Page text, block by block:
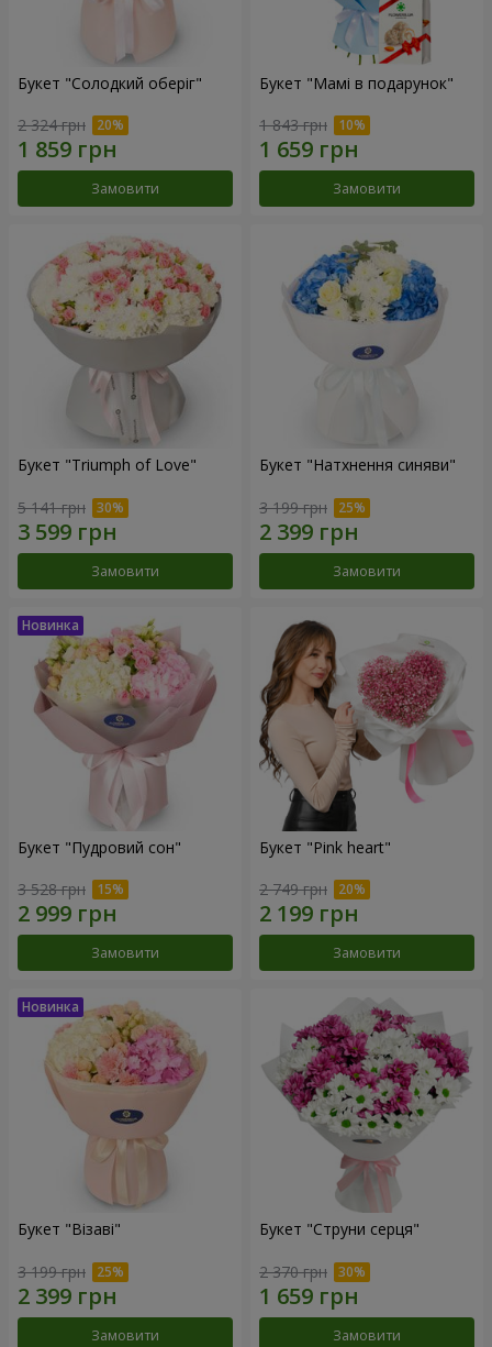
Букет "Солодкий оберіг"
2 324 грн
Замовити
Букет "Мамі в подарунок"
1 843 грн
Замовити
Букет "Triumph of Love"
5 141 грн
Замовити
Букет "Натхнення синяви"
3 199 грн
Замовити
Букет "Пудровий сон"
3 528 грн
Замовити
Букет "Pink heart"
2 749 грн
Замовити
Букет "Візаві"
3 199 грн
Замовити
Букет "Струни серця"
2 370 грн
Замовити